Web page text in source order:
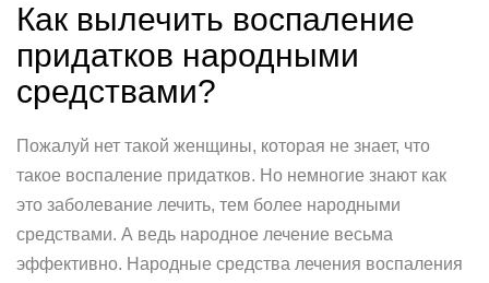
Как вылечить воспаление
придатков народными
средствами?
Пожалуй нет такой женщины, которая не знает, что
такое воспаление придатков. Но немногие знают как
это заболевание лечить, тем более народными
средствами. А ведь народное лечение весьма
эффективно. Народные средства лечения воспаления